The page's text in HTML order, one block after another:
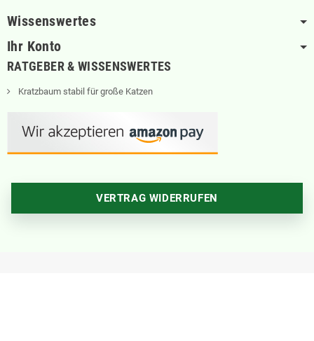
Wissenswertes
Ihr Konto
RATGEBER & WISSENSWERTES
Kratzbaum stabil für große Katzen
VERTRAG WIDERRUFEN